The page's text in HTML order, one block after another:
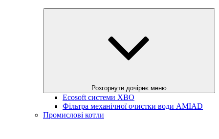
Розгорнути дочірнє меню
Ecosoft системи ХВО
Фільтра механічної очистки води AMIAD
Промислові котли